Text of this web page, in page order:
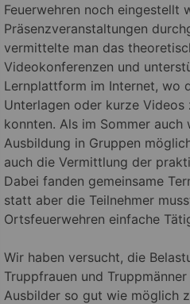
Feuerwehren noch eingestellt
Präsenzveranstaltungen
vermittelte man das
Videokonferenzen und
Lernplattform im Internet, wo
Unterlagen oder kurze Videos
konnten. Als im Sommer auch
Ausbildung in Gruppen
auch die Vermittlung der
Dabei fanden gemeinsame
statt aber die Teilnehmer
Ortsfeuerwehren einfache
Wir haben versucht, die
Truppfrauen und
Ausbilder so gut wie möglich